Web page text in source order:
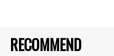
RECOMMEND